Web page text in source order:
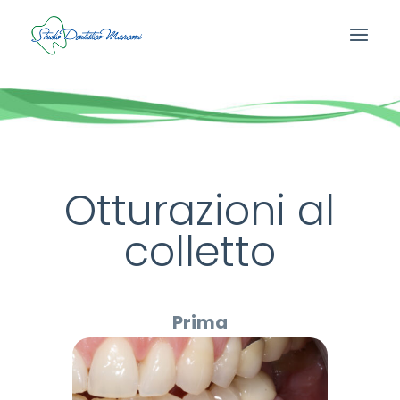
Otturazioni al
colletto
Prima